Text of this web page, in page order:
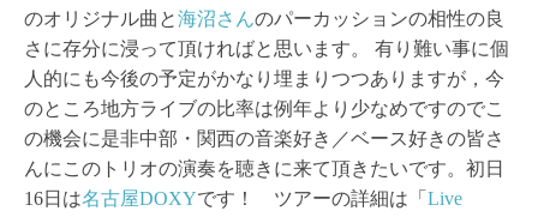
のオリジナル曲と海沼さんのパーカッションの相性の良
さに存分に浸って頂ければと思います。 有り難い事に個
人的にも今後の予定がかなり埋まりつつありますが，今
のところ地方ライブの比率は例年より少なめですのでこ
の機会に是非中部・関西の音楽好き／ベース好きの皆さ
んにこのトリオの演奏を聴きに来て頂きたいです。初日
16日は名古屋DOXYです！ ツアーの詳細は「 Live